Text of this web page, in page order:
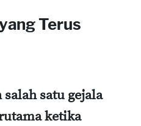
Terus
satu gejala
ketika